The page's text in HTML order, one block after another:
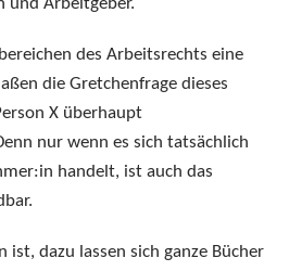
und Arbeitgeber.
des Arbeitsrechts eine
die Gretchenfrage dieses
X überhaupt
nur wenn es sich tatsächlich
handelt, ist auch das
dazu lassen sich ganze Bücher